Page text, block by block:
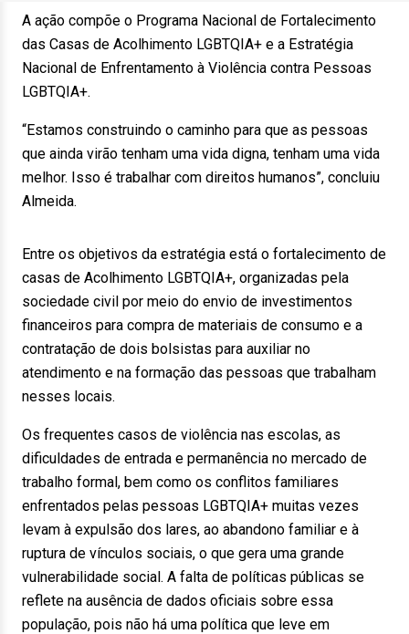
A ação compõe o Programa Nacional de Fortalecimento
das Casas de Acolhimento LGBTQIA+ e a Estratégia
Nacional de Enfrentamento à Violência contra Pessoas
LGBTQIA+.
“Estamos construindo o caminho para que as pessoas
que ainda virão tenham uma vida digna, tenham uma vida
melhor. Isso é trabalhar com direitos humanos”, concluiu
Almeida.
Entre os objetivos da estratégia está o fortalecimento de
casas de Acolhimento LGBTQIA+, organizadas pela
sociedade civil por meio do envio de investimentos
financeiros para compra de materiais de consumo e a
contratação de dois bolsistas para auxiliar no
atendimento e na formação das pessoas que trabalham
nesses locais.
Os frequentes casos de violência nas escolas, as
dificuldades de entrada e permanência no mercado de
trabalho formal, bem como os conflitos familiares
enfrentados pelas pessoas LGBTQIA+ muitas vezes
levam à expulsão dos lares, ao abandono familiar e à
ruptura de vínculos sociais, o que gera uma grande
vulnerabilidade social. A falta de políticas públicas se
reflete na ausência de dados oficiais sobre essa
população, pois não há uma política que leve em